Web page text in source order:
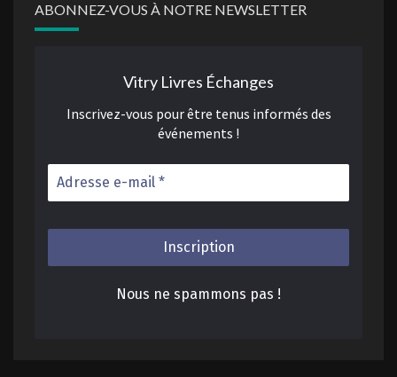
ABONNEZ-VOUS À NOTRE NEWSLETTER
Vitry Livres Échanges
Inscrivez-vous pour être tenus informés des
événements !
Nous ne spammons pas !